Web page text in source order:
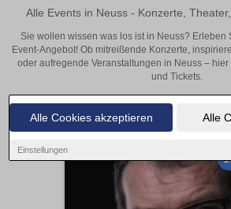
Alle Cookies akzeptieren Alle
Einstellungen
Alle Events in Neuss - Konzerte,
Sie wollen wissen was los ist in Neuss? Erleben
Event-Angebot! Ob mitreißende Konzerte,
oder aufregende Veranstaltungen in Neuss –
und Tickets.